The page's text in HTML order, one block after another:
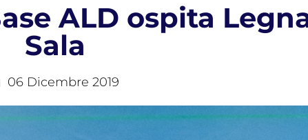
ALD ospita
Sala
06 Dicembre 2019